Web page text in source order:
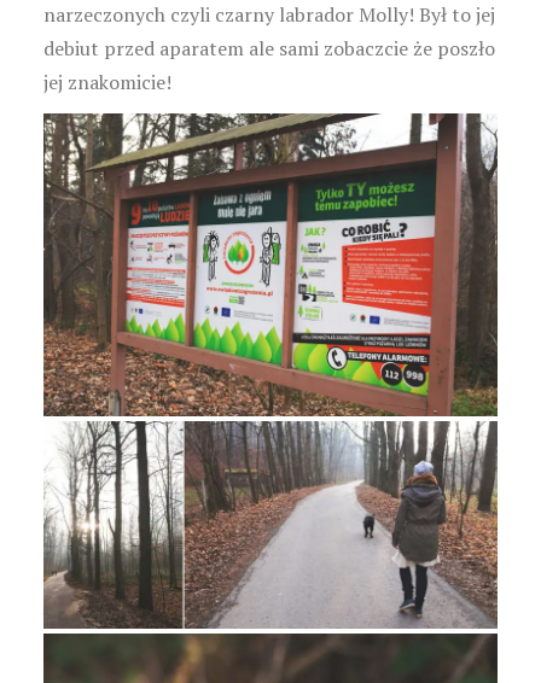
narzeczonych czyli czarny labrador Molly! Był to jej
debiut przed aparatem ale sami zobaczcie że poszło
jej znakomicie!